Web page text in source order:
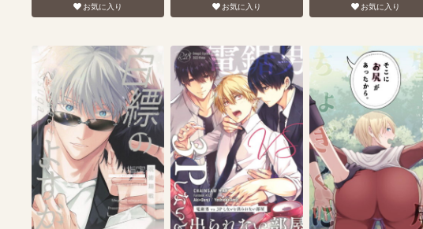
お気に入り お気に入り お気に入り